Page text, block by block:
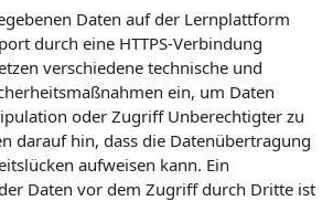
Daten auf der Lernplattform
durch eine HTTPS-Verbindung
verschiedene technische und
ein, um Daten
oder Zugriff Unberechtigter zu
darauf hin, dass die Datenübertragung
aufweisen kann. Ein
Daten vor dem Zugriff durch Dritte ist